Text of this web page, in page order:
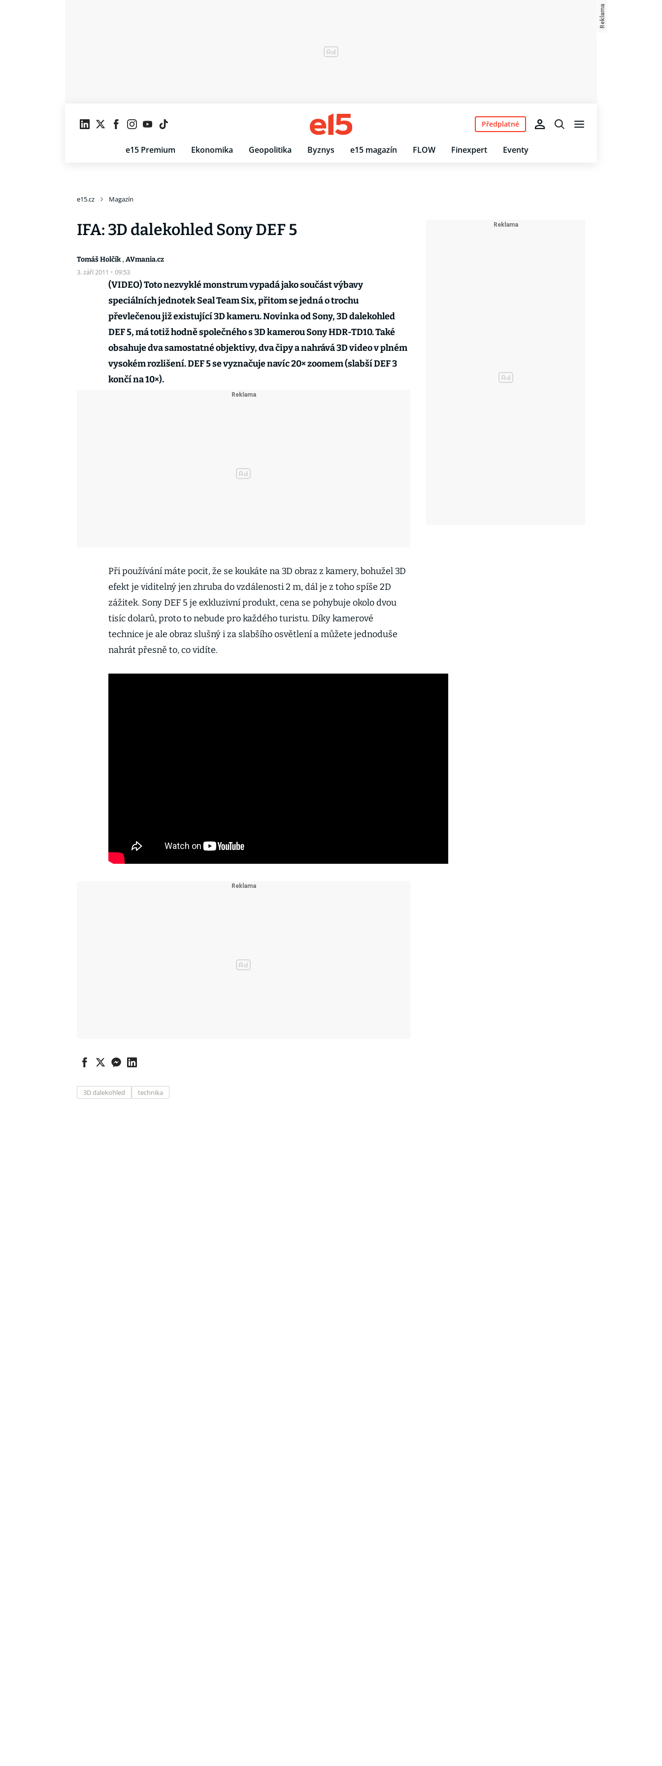
e15 Premium Ekonomika Geopolitika Byznys e15 magazín FLOW Finexpert Eventy
Předplatné
e15.cz Magazín
IFA: 3D dalekohled Sony DEF 5
Tomáš Holčík, AVmania.cz
3. září 2011 · 09:53
(VIDEO) Toto nezvyklé monstrum vypadá jako součást výbavy
speciálních jednotek Seal Team Six, přitom se jedná o trochu
převlečenou již existující 3D kameru. Novinka od Sony, 3D dalekohled
DEF 5, má totiž hodně společného s 3D kamerou Sony HDR-TD10. Také
obsahuje dva samostatné objektivy, dva čipy a nahrává 3D video v plném
vysokém rozlišení. DEF 5 se vyznačuje navíc 20× zoomem (slabší DEF 3
končí na 10×).
Při používání máte pocit, že se koukáte na 3D obraz z kamery, bohužel 3D
efekt je viditelný jen zhruba do vzdálenosti 2 m, dál je z toho spíše 2D
zážitek. Sony DEF 5 je exkluzivní produkt, cena se pohybuje okolo dvou
tisíc dolarů, proto to nebude pro každého turistu. Díky kamerové
technice je ale obraz slušný i za slabšího osvětlení a můžete jednoduše
nahrát přesně to, co vidíte.
3D dalekohled technika